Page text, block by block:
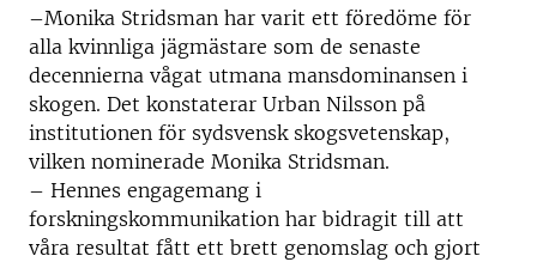
–Monika Stridsman har varit ett föredöme för
alla kvinnliga jägmästare som de senaste
decennierna vågat utmana mansdominansen i
skogen. Det konstaterar Urban Nilsson på
institutionen för sydsvensk skogsvetenskap,
vilken nominerade Monika Stridsman.
– Hennes engagemang i
forskningskommunikation har bidragit till att
våra resultat fått ett brett genomslag och gjort